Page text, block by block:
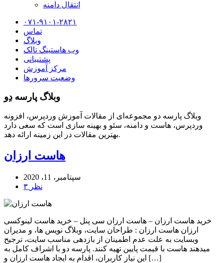
انتقال دامنه
۰۷۱-۹۱۰۱-۲۸۲۱
تماس
وبلاگ
وب هاستینگ تالک
پشتیبانی
مرکز آموزش
وضعیت سرورها
وبلاگ پارسه دِو
وبلاگ پارسه دو مجموعه‌ای از مقالات آموزش وردپرس، افزونه
وردپرس، هاست و دامنه، سئو و بهینه سازی است که سعی دارد
بهترین مقالات در این زمینه ارائه دهد.
هاست ارزان
سپتامبر، 11، 2020
۳ نظر
خرید هاست ارزان – هاست ارزان سی پنل – خرید هاست لینوکسی
ارزان هاست ارزان : طراحان سایت، وبلاگ نویس ها، و مدیران
وبسایت به علت عدم اطمینان از بازدهی مناسب سایت، ترجیح
میدهند هاست با قیمت پایین تهیه کنند. پارسه دو با اشراف کامل به
این نیاز کاربران، اقدام به ایجاد هاست ارزان و […]